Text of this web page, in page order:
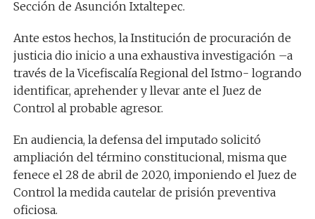
Sección de Asunción Ixtaltepec.
Ante estos hechos, la Institución de procuración de
justicia dio inicio a una exhaustiva investigación –a
través de la Vicefiscalía Regional del Istmo- logrando
identificar, aprehender y llevar ante el Juez de
Control al probable agresor.
En audiencia, la defensa del imputado solicitó
ampliación del término constitucional, misma que
fenece el 28 de abril de 2020, imponiendo el Juez de
Control la medida cautelar de prisión preventiva
oficiosa.